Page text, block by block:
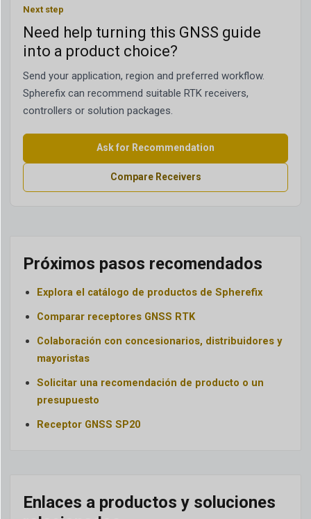
Next step
Need help turning this GNSS guide
into a product choice?
Send your application, region and preferred workflow.
Spherefix can recommend suitable RTK receivers,
controllers or solution packages.
Ask for Recommendation
Compare Receivers
Próximos pasos recomendados
Explora el catálogo de productos de Spherefix
Comparar receptores GNSS RTK
Colaboración con concesionarios, distribuidores y
mayoristas
Solicitar una recomendación de producto o un
presupuesto
Receptor GNSS SP20
Enlaces a productos y soluciones